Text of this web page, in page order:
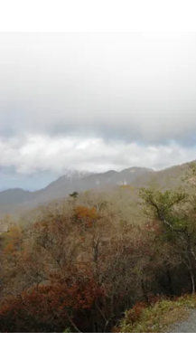
ト
ン）